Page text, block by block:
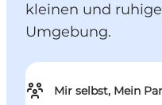
kleinen und
Umgebung.
Mir selbst, Mein